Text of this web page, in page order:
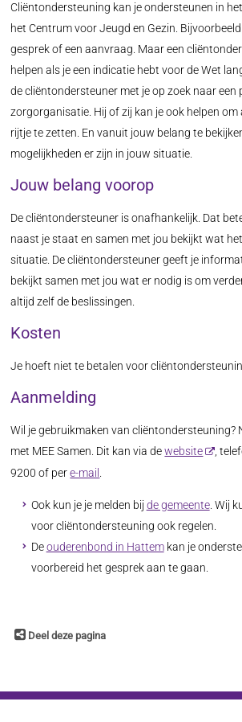
Cliëntondersteuning kan je ondersteunen in
het Centrum voor Jeugd en Gezin.
gesprek of een aanvraag. Maar een
helpen als je een indicatie hebt voor de Wet
de cliëntondersteuner met je op zoek naar een
zorgorganisatie. Hij of zij kan je ook helpen om
rijtje te zetten. En vanuit jouw belang te
mogelijkheden er zijn in jouw situatie.
Jouw belang voorop
De cliëntondersteuner is onafhankelijk. Dat
naast je staat en samen met jou bekijkt wat
situatie. De cliëntondersteuner geeft je
bekijkt samen met jou wat er nodig is om
altijd zelf de beslissingen.
Kosten
Je hoeft niet te betalen voor
Aanmelding
Wil je gebruikmaken van cliëntondersteuning?
met MEE Samen. Dit kan via dewebsite
,
9200 of pere-mail
Ook kun je je melden bij de gemeente. Wij
voor cliëntondersteuning ook regelen.
Deouderenbond in Hattemkan je
voorbereid het gesprek aan te gaan.
Deel deze pagina